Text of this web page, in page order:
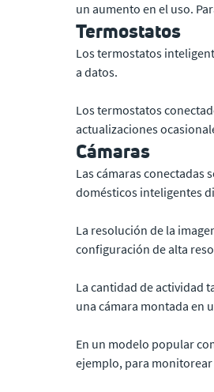
un aumento en el uso.
Termostatos
Los termostatos
a datos.
Los termostatos
actualizaciones
Cámaras
Las cámaras conectadas
domésticos inteligentes
La resolución de la
configuración de alta
La cantidad de actividad
una cámara montada en
En un modelo popular
ejemplo, para